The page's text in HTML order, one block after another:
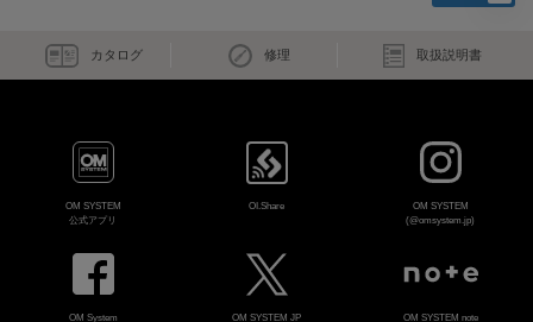
カタログ 修理 取扱説明書
OM SYSTEM
公式アプリ
OI.Share
OM SYSTEM
(@omsystem.jp)
OM System
OM SYSTEM JP
OM SYSTEM note